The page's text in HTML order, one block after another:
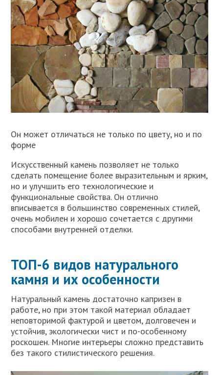
Он может отличаться не только по цвету, но и по
форме
Искусственный камень позволяет не только
сделать помещение более выразительным и ярким,
но и улучшить его технологические и
функциональные свойства. Он отлично
вписывается в большинство современных стилей,
очень мобилен и хорошо сочетается с другими
способами внутренней отделки.
ТОП-6 видов натурального
камня и их особенности
Натуральный камень достаточно капризен в
работе, но при этом такой материал обладает
неповторимой фактурой и цветом, долговечен и
устойчив, экологически чист и по-особенному
роскошен. Многие интерьеры сложно представить
без такого стилистического решения.